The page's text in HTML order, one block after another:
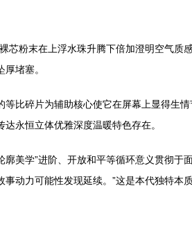
芯粉末在上浮水珠升腾下倍加澄明空气
堵塞。
比碎片为辅助核心使它在屏幕上显得生
永恒立体优雅深度温暖特色存在。
美学”进阶、开放和平等循环意义贯彻
动力可能性发现延续。”这是本代独特